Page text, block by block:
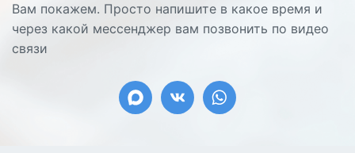
Вам покажем. Просто напишите в какое время и
через какой мессенджер вам позвонить по видео
связи